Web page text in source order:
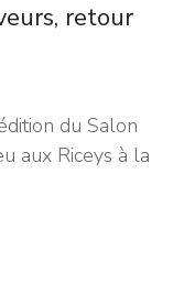
retour
du Salon
aux Riceys à la